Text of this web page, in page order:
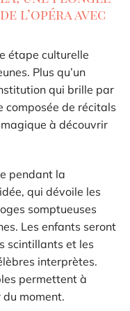
l’opéra avec
étape culturelle
Plus qu’un
qui brille par
composée de récitals
à découvrir
pendant la
qui dévoile les
somptueuses
Les enfants seront
scintillants et les
interprètes.
permettent à
moment.